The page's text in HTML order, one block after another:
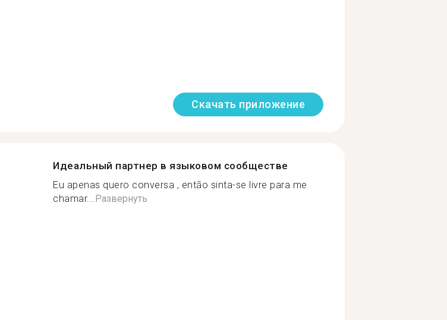
Скачать приложение
Идеальный партнер в языковом сообществе
Eu apenas quero conversa , então sinta-se livre para me
chamar...Развернуть